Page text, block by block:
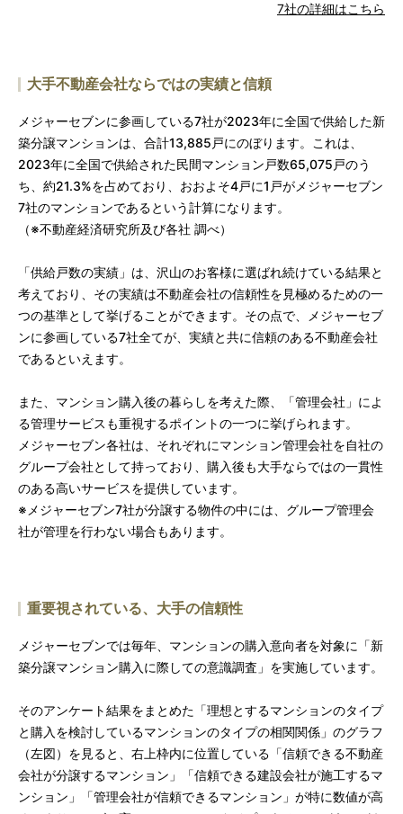
7社の詳細はこちら
大手不動産会社ならではの実績と信頼
メジャーセブンに参画している7社が2023年に全国で供給した新
築分譲マンションは、合計13,885戸にのぼります。これは、
2023年に全国で供給された民間マンション戸数65,075戸のう
ち、約21.3%を占めており、おおよそ4戸に1戸がメジャーセブン
7社のマンションであるという計算になります。
（※不動産経済研究所及び各社 調べ）
「供給戸数の実績」は、沢山のお客様に選ばれ続けている結果と
考えており、その実績は不動産会社の信頼性を見極めるための一
つの基準として挙げることができます。その点で、メジャーセブ
ンに参画している7社全てが、実績と共に信頼のある不動産会社
であるといえます。
また、マンション購入後の暮らしを考えた際、「管理会社」によ
る管理サービスも重視するポイントの一つに挙げられます。
メジャーセブン各社は、それぞれにマンション管理会社を自社の
グループ会社として持っており、購入後も大手ならではの一貫性
のある高いサービスを提供しています。
※メジャーセブン7社が分譲する物件の中には、グループ管理会
社が管理を行わない場合もあります。
重要視されている、大手の信頼性
メジャーセブンでは毎年、マンションの購入意向者を対象に「新
築分譲マンション購入に際しての意識調査」を実施しています。
そのアンケート結果をまとめた「理想とするマンションのタイプ
と購入を検討しているマンションのタイプの相関関係」のグラフ
（左図）を見ると、右上枠内に位置している「信頼できる不動産
会社が分譲するマンション」「信頼できる建設会社が施工するマ
ンション」「管理会社が信頼できるマンション」が特に数値が高